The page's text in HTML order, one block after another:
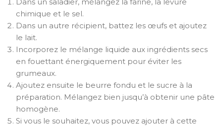
chimique et le sel.
Dans un autre récipient, battez les œufs et ajoutez
le lait.
Incorporez le mélange liquide aux ingrédients secs
en fouettant énergiquement pour éviter les
grumeaux.
Ajoutez ensuite le beurre fondu et le sucre à la
préparation. Mélangez bien jusqu’à obtenir une pâte
homogène.
Si vous le souhaitez, vous pouvez ajouter à cette